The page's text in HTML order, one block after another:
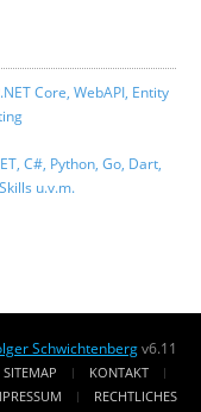
Core, WebAPI, Entity
C#, Python, Go, Dart,
u.v.m.
Schwichtenbergv6.11
SITEMAP
KONTAKT
RECHTLICHES